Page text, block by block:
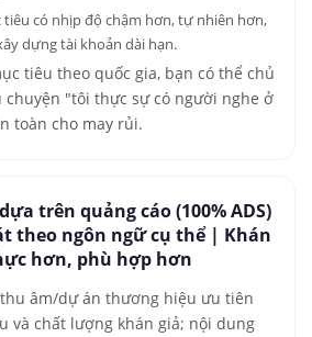
tiêu có nhịp độ chậm hơn, tự nhiên hơn,
dựng tài khoản dài hạn.
tiêu theo quốc gia, bạn có thể chủ
"tôi thực sự có người nghe ở
toàn cho may rủi.
trên quảng cáo (100% ADS)
theo ngôn ngữ cụ thể | Khán
hơn, phù hợp hơn
âm/dự án thương hiệu ưu tiên
và chất lượng khán giả; nội dung